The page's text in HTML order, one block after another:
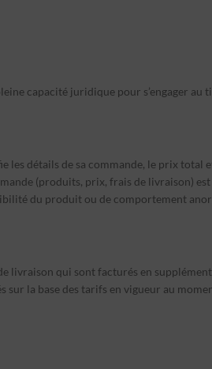
capacité juridique pour s’engager au
détails de sa commande, le prix total
(produits, prix, frais de livraison)
du produit ou de comportement
livraison qui sont facturés en
la base des tarifs en vigueur au